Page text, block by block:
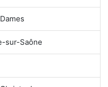
sur-Saône